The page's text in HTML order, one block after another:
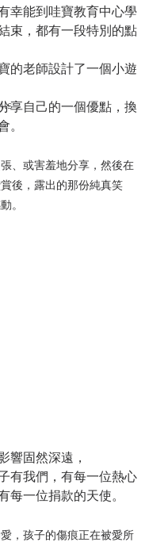
幸能到哇寶教育中心學
束，都有一段特別的點
的老師設計了一個小遊
享自己的一個優點，換
。
、或害羞地分享，然後在
後，露出的那份純真笑
。
響固然深遠，
有我們，有每一位熱心
每一位捐款的天使。
，孩子的傷痕正在被愛所